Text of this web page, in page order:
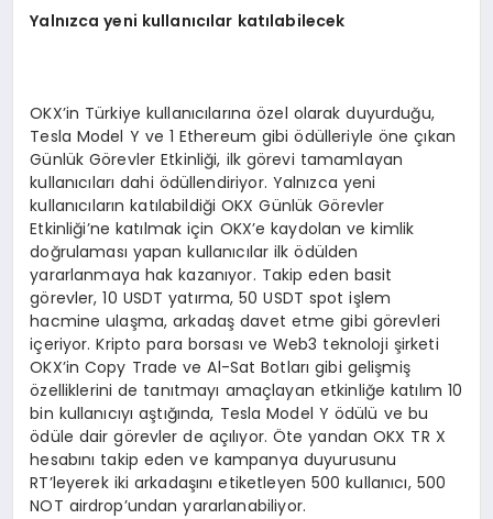
Yalnızca yeni kullanıcılar katılabilecek
OKX’in Türkiye kullanıcılarına özel olarak duyurduğu,
Tesla Model Y ve 1 Ethereum gibi ödülleriyle öne çıkan
Günlük Görevler Etkinliği, ilk görevi tamamlayan
kullanıcıları dahi ödüllendiriyor. Yalnızca yeni
kullanıcıların katılabildiği OKX Günlük Görevler
Etkinliği’ne katılmak için OKX’e kaydolan ve kimlik
doğrulaması yapan kullanıcılar ilk ödülden
yararlanmaya hak kazanıyor. Takip eden basit
görevler, 10 USDT yatırma, 50 USDT spot işlem
hacmine ulaşma, arkadaş davet etme gibi görevleri
içeriyor. Kripto para borsası ve Web3 teknoloji şirketi
OKX’in Copy Trade ve Al-Sat Botları gibi gelişmiş
özelliklerini de tanıtmayı amaçlayan etkinliğe katılım 10
bin kullanıcıyı aştığında, Tesla Model Y ödülü ve bu
ödüle dair görevler de açılıyor. Öte yandan OKX TR X
hesabını takip eden ve kampanya duyurusunu
RT’leyerek iki arkadaşını etiketleyen 500 kullanıcı, 500
NOT airdrop’undan yararlanabiliyor.